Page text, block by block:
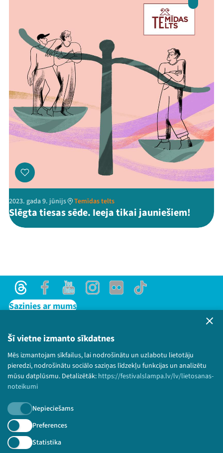
Šī vietne izmanto sīkdatnes
Mēs izmantojam sīkfailus, lai nodrošinātu un uzlabotu lietotāju
pieredzi, nodrošinātu sociālo saziņas līdzekļu funkcijas un analizētu
mūsu datplūsmu. Detalizētāk: https://festivalslampa.lv/lv/lietosanas-
noteikumi
Nepieciešams
Preferences
Statistika
2023. gada 9. jūnijs Temīdas telts
Slēgta tiesas sēde. Ieeja tikai jauniešiem!
ThreadsFacebookYoutubeInstagram
Flick TikTok
Sazinies ar mums
Lietošanas noteikumi un sīkdatņu politika
Bērnu aizsardzības politika
© 2026 Sarunu festivāls LAMPA Visas tiesības
paturētas.
Piesakies jaunumiem!
Nepalaid garām aktuālāko informāciju!